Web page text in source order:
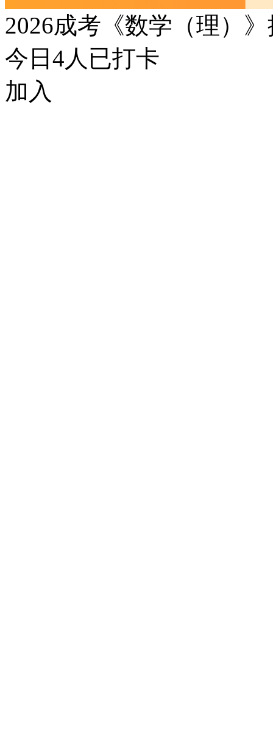
2026成考《数学（理）
今日 4人已打卡
加入